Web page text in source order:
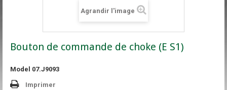
Agrandir l'image
Bouton de commande de choke (E S1)
Model 07.J9093
Imprimer